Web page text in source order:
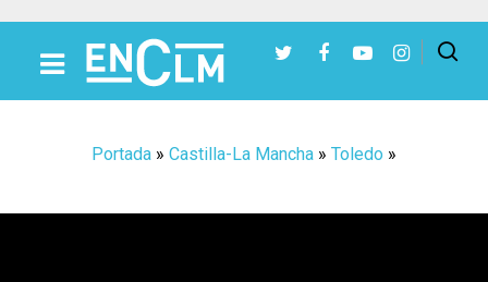
Portada » Castilla-La Mancha » Toledo »